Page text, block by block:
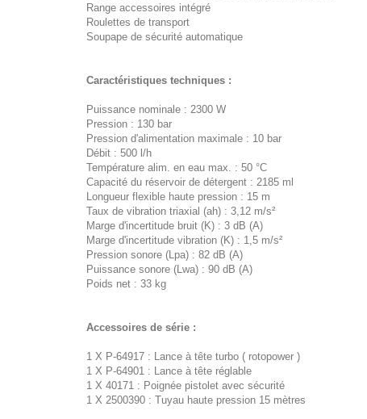
Range accessoires intégré
Roulettes de transport
Soupape de sécurité automatique
Caractéristiques techniques :
Puissance nominale : 2300 W
Pression : 130 bar
Pression d'alimentation maximale : 10 bar
Débit : 500 l/h
Température alim. en eau max. : 50 °C
Capacité du réservoir de détergent : 2185 ml
Longueur flexible haute pression : 15 m
Taux de vibration triaxial (ah) : 3,12 m/s²
Marge d'incertitude bruit (K) : 3 dB (A)
Marge d'incertitude vibration (K) : 1,5 m/s²
Pression sonore (Lpa) : 82 dB (A)
Puissance sonore (Lwa) : 90 dB (A)
Poids net : 33 kg
Accessoires de série :
1 X P-64917 : Lance à tête turbo ( rotopower )
1 X P-64901 : Lance à tête réglable
1 X 40171 : Poignée pistolet avec sécurité
1 X 2500390 : Tuyau haute pression 15 mètres